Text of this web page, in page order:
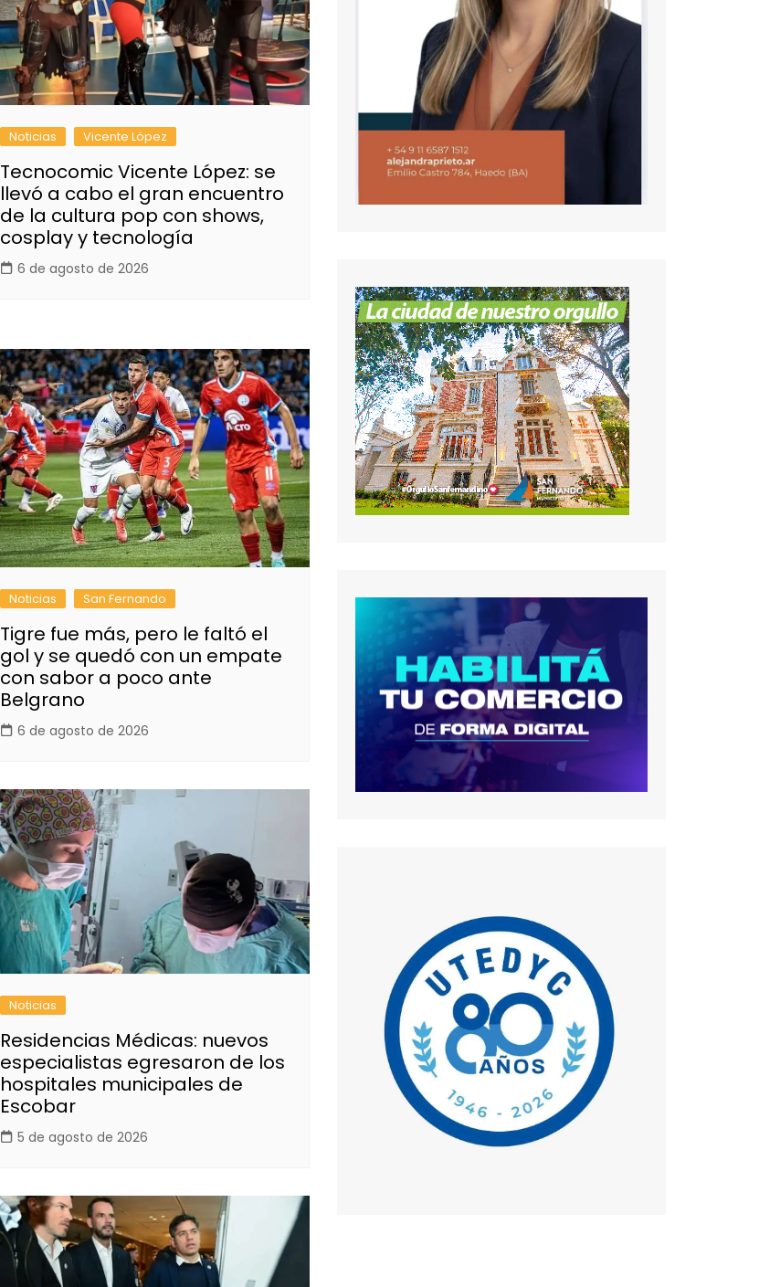
Noticias Vicente López
Tecnocomic Vicente López: se
llevó a cabo el gran encuentro
de la cultura pop con shows,
cosplay y tecnología
6 de agosto de 2026
Noticias San Fernando
Tigre fue más, pero le faltó el
gol y se quedó con un empate
con sabor a poco ante
Belgrano
6 de agosto de 2026
Noticias
Residencias Médicas: nuevos
especialistas egresaron de los
hospitales municipales de
Escobar
5 de agosto de 2026